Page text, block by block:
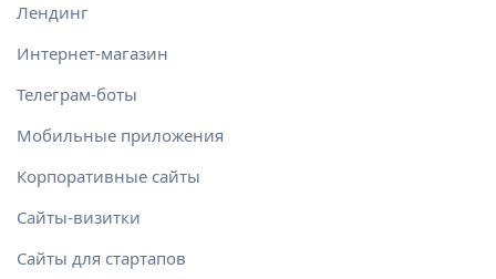
Лендинг
Интернет-магазин
Телеграм-боты
Мобильные приложения
Корпоративные сайты
Сайты-визитки
Сайты для стартапов